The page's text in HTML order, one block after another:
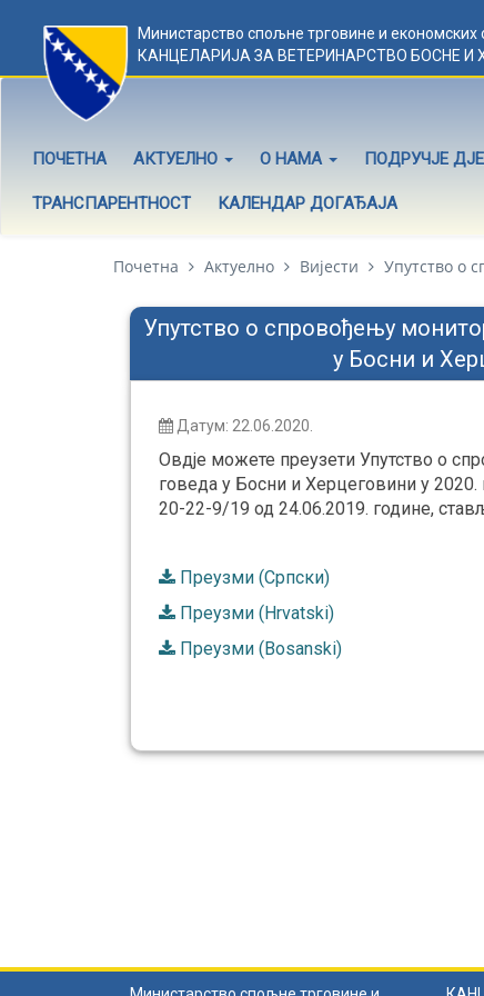
Министарство спољне трговине и економских
КАНЦЕЛАРИЈА ЗА ВЕТЕРИНАРСТВО БОСНЕ И
ПОЧЕТНА АКТУЕЛНО О НАМА ПОДРУЧЈЕ
ТРАНСПАРЕНТНОСТ КАЛЕНДАР ДОГАЂАЈА
Почетна Актуелно Вијести Упутствo о
Упутствo о спровођењу
у Босни и
Датум: 22.06.2020.
Овдје можете преузети Упутствo о
говеда у Босни и Херцеговини у 2020.
20-22-9/19 од 24.06.2019. године,
Преузми (Српски)
Преузми (Hrvatski)
Преузми (Bosanski)